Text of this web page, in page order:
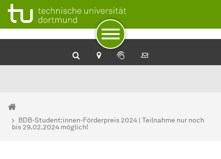
Zum Navigationspfad
Zur Navigation
Zum Schnellzugriff
Zum Fuß der Seite mit weiteren Services
Zum Inhalt
Zur Startseite
Sie sind hier:
Fakultät Architektur und Bauingenieurwesen - Startseite
BDB-Student:innen-Förderpreis 2024 | Teilnahme nur noch
bis 29.02.2024 möglich!